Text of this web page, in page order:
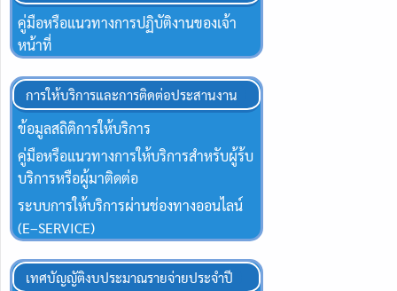
คู่มือหรือแนวทางการปฏิบัติงานของเจ้า
หน้าที่
การให้บริการและการติดต่อประสานงาน
ข้อมูลสถิติการให้บริการ
คู่มือหรือแนวทางการให้บริการสำหรับผู้ร้บ
บริการหรือผู้มาติดต่อ
ระบบการให้บริการผ่านช่องทางออนไลน์
(E–SERVICE)
เทศบัญญัติงบประมาณรายจ่ายประจำปี